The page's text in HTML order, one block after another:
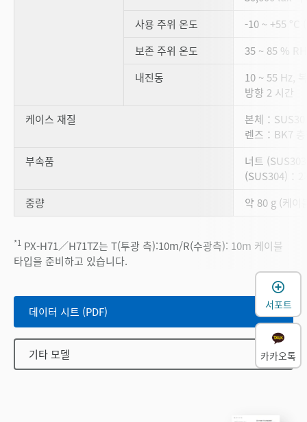
사용 주위 온도
-10 ~ +55 °C
보존 주위 온도
35 ~ 85 %
내진동
10 ~ 55 Hz,
방향 2 시간
케이스 재질
본체：
렌즈：BK7
부속품
너트
(SUS304)：2
중량
약 80 g (케이
*1 PX-H71／H71TZ는 T(투광 측):10m/R(수광측): 10m 케이블
타입을 준비하고 있습니다.
데이터 시트 (PDF)
기타 모델
서포트
카카오톡